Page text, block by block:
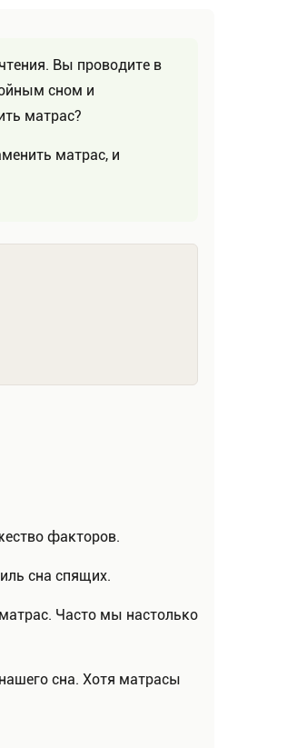
Вы проводите в
сном и
матрас?
матрас, и
факторов.
сна спящих.
Часто мы настолько
сна. Хотя матрасы